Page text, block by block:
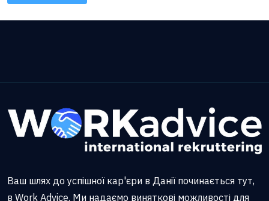
Ваш шлях до успішної кар'єри в Данії починається тут,
в Work Advice. Ми надаємо виняткові можливості для